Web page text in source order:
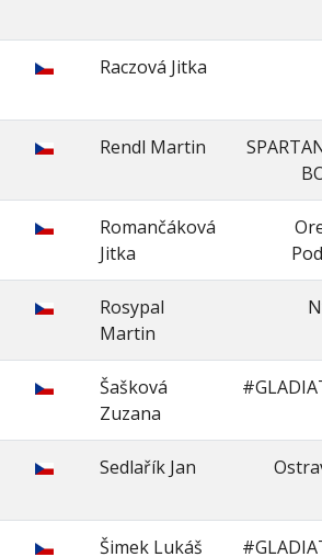
Raczová Jitka
Rendl Martin
Romančáková
Jitka
Rosypal
Martin
Šašková
Zuzana
Sedlařík Jan
Šimek Lukáš